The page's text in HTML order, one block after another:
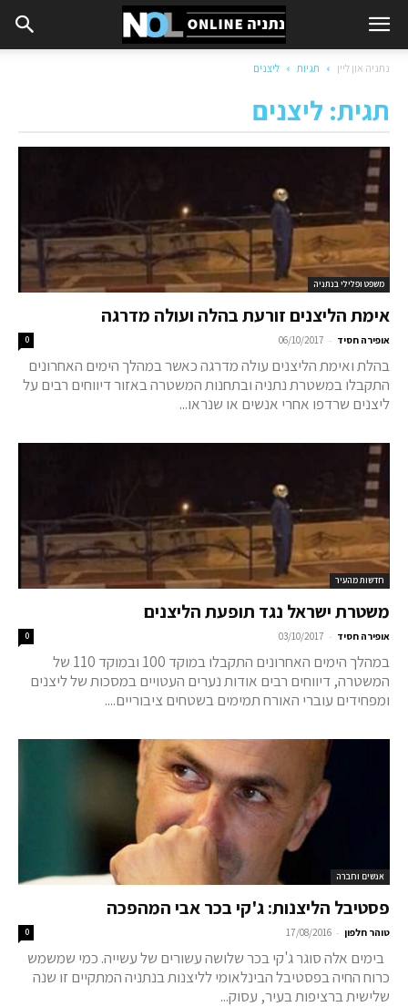
נתניה און ליין תגיות ליצנים
תגית: ליצנים
משפט ופלילי בנתניה
אימת הליצנים זורעת בהלה ועולה מדרגה
אופירה חסיד -
06/10/2017
0
בהלת ואימת הליצנים עולה מדרגה כאשר במהלך הימים האחרונים
התקבלו במשטרת נתניה ובתחנות המשטרה באזור דיווחים רבים על
ליצנים שרדפו אחרי אנשים או שנראו...
חדשות מהעיר
משטרת ישראל נגד תופעת הליצנים
אופירה חסיד -
03/10/2017
0
במהלך הימים האחרונים התקבלו במוקד 100 ובמוקד 110 של
המשטרה, דיווחים רבים אודות נערים העטויים במסכות של ליצנים
ומפחידים עוברי האורח תמימים בשטחים ציבוריים....
אנשים וחברה
פסטיבל הליצנות: ג'קי בכר אבי המהפכה
טוהר חלפון -
17/08/2016
0
בימים אלה סוגר ג'קי בכר שלושה עשורים של עשייה. כמי שמשמש
כרוח החיה בפסטיבל הבינלאומי לליצנות בנתניה המתקיים זו שנה
שלישית ברציפות בעיר, עסוק...